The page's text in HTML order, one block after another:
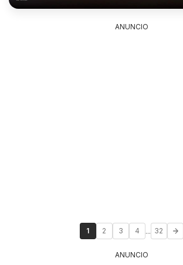
ANUNCIO
1 2 3 4 ... 32
ANUNCIO